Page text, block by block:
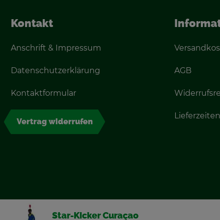
Star-Ki­cker Curaçao
Kon­takt
An­schrift & Im­pres­sum
Da­ten­schutz­er­klä­rung
Kon­takt­for­mu­lar
Ver­trag wi­der­ru­fen
AGB
Lie­fer­zei­ten